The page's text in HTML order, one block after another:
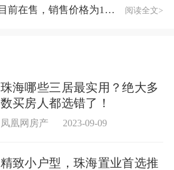
平沙九号广场目前在售，销售价格为12000元/㎡ 阅读全文>
珠海哪些三居最实用？绝大多
数买房人都选错了！
凤凰网房产 2023-09-09
精致小户型，珠海置业首选推